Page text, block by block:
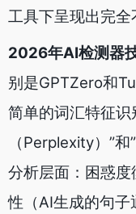
工具下呈现出完全
2026年AI检测器
别是GPTZero和
简单的词汇特征识
（Perplexity）”
分析层面：困惑度
性（AI生成的句子